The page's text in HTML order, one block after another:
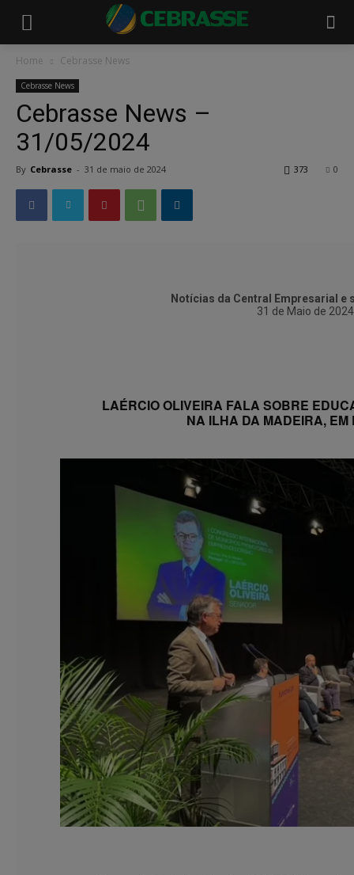
Home Cebrasse News
Cebrasse News
Cebrasse News –
31/05/2024
By Cebrasse - 31 de maio de 2024 0
373
Notícias da Central Empresarial e
31 de Maio de 2024
LAÉRCIO OLIVEIRA FALA SOBRE
NA ILHA DA MADEIRA, EM